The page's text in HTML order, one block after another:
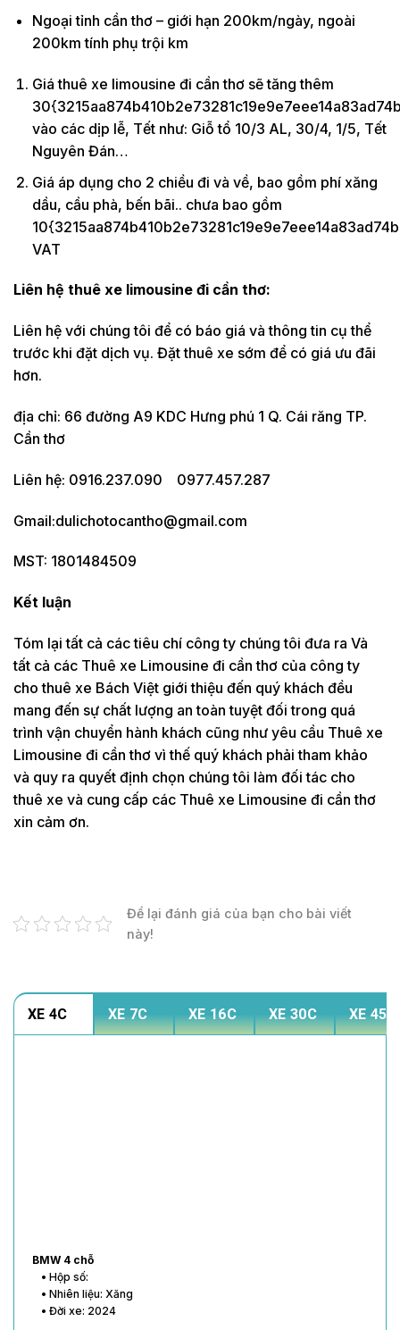
Ngoại tỉnh cần thơ – giới hạn 200km/ngày, ngoài
200km tính phụ trội km
Giá thuê xe limousine đi cần thơ sẽ tăng thêm
vào các dịp lễ, Tết như: Giỗ tổ 10/3 AL, 30/4, 1/5, Tết
Nguyên Đán…
Giá áp dụng cho 2 chiều đi và về, bao gồm phí xăng
dầu, cầu phà, bến bãi.. chưa bao gồm
VAT
Liên hệ thuê xe limousine đi cần thơ:
Liên hệ với chúng tôi để có báo giá và thông tin cụ thể
trước khi đặt dịch vụ. Đặt thuê xe sớm để có giá ưu đãi
hơn.
địa chỉ: 66 đường A9 KDC Hưng phú 1 Q. Cái răng TP.
Cần thơ
Liên hệ: 0916.237.090 0977.457.287
Gmail:dulichotocantho@gmail.com
MST: 1801484509
Kết luận
Tóm lại tất cả các tiêu chí công ty chúng tôi đưa ra Và
tất cả các Thuê xe Limousine đi cần thơ của công ty
cho thuê xe Bách Việt giới thiệu đến quý khách đều
mang đến sự chất lượng an toàn tuyệt đối trong quá
trình vận chuyển hành khách cũng như yêu cầu Thuê xe
Limousine đi cần thơ vì thế quý khách phải tham khảo
và quy ra quyết định chọn chúng tôi làm đối tác cho
thuê xe và cung cấp các Thuê xe Limousine đi cần thơ
xin cảm ơn.
Để lại đánh giá của bạn cho bài viết
này!
XE 4C XE 7C XE 16C XE 30C XE 45C
BMW 4 chỗ
• Hộp số:
• Nhiên liệu: Xăng
• Đời xe: 2024